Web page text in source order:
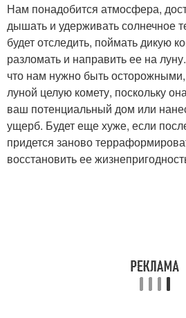
Нам понадобится атмосфера,
дышать и удерживать солнечное
будет отследить, поймать дикую
разломать и направить ее на
что нам нужно быть осторожными,
луной целую комету, поскольку
ваш потенциальный дом или
ущерб. Будет еще хуже, если
придется заново
восстановить ее